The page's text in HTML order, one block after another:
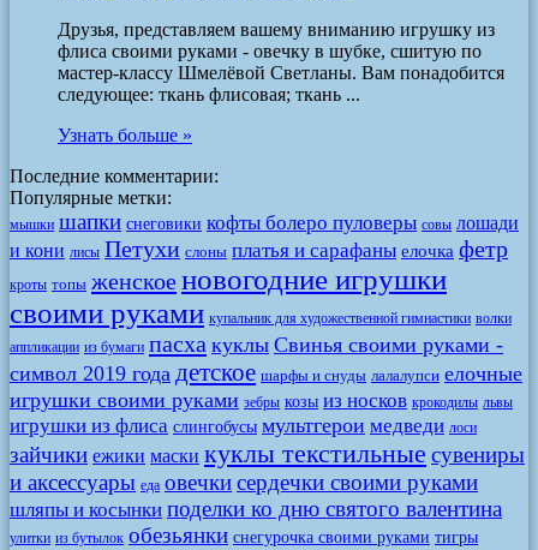
Друзья, представляем вашему вниманию игрушку из
флиса своими руками - овечку в шубке, сшитую по
мастер-классу Шмелёвой Светланы. Вам понадобится
следующее: ткань флисовая; ткань ...
Узнать больше »
Последние комментарии:
Популярные метки:
мышки шапки снеговики кофты болеро пуловеры совы лошади
и кони лисы Петухи слоны платья и сарафаны елочка фетр
кроты топы женскоеновогодние игрушки
своими руками купальник для художественной гимнастики волки
аппликации из бумаги пасха куклы Свинья своими руками -
символ 2019 года детское шарфы и снуды лалалупси елочные
игрушки своими руками зебры козы из носков крокодилы львы
игрушки из флиса слингобусы мультгерои медведи лоси
зайчики ежики маски куклы текстильные сувениры
и аксессуары еда овечкисердечки своими руками
шляпы и косынки поделки ко дню святого валентина
улитки из бутылок обезьянки снегурочка своими руками тигры